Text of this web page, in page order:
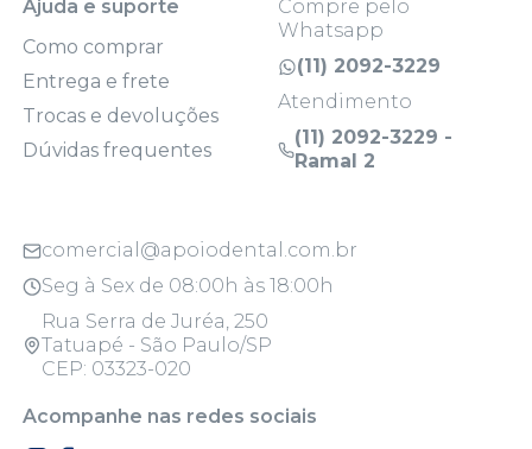
Ajuda e suporte
Como comprar
Entrega e frete
Trocas e devoluções
Dúvidas frequentes
Compre pelo
Whatsapp
(11) 2092-3229
Atendimento
(11) 2092-3229 -
Ramal 2
comercial@apoiodental.com.br
Seg à Sex de 08:00h às 18:00h
Rua Serra de Juréa, 250
Tatuapé - São Paulo/SP
CEP: 03323-020
Acompanhe nas redes sociais